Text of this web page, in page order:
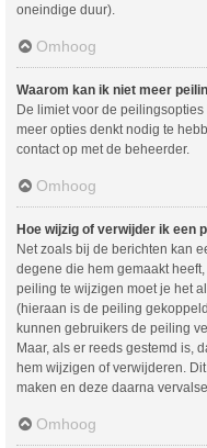
oneindige duur).
Omhoog
Waarom kan ik niet meer
De limiet voor de
meer opties denkt nodig te
contact op met de beheerder.
Omhoog
Hoe wijzig of verwijder ik een
Net zoals bij de berichten kan
degene die hem gemaakt
peiling te wijzigen moet je het
(hieraan is de peiling
kunnen gebruikers de peiling
Maar, als er reeds gestemd is,
hem wijzigen of verwijderen.
maken en deze daarna
Omhoog